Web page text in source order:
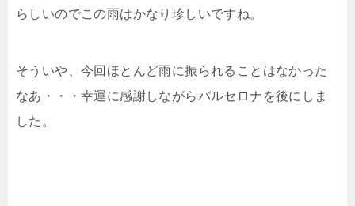
らしいのでこの雨はかなり珍しいですね。
そういや、今回ほとんど雨に振られることはなかった
なあ・・・幸運に感謝しながらバルセロナを後にしま
した。